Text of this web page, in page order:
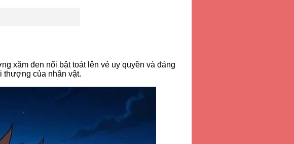
xăm đen nổi bật toát lên vẻ uy quyền và đáng
thượng của nhân vật.